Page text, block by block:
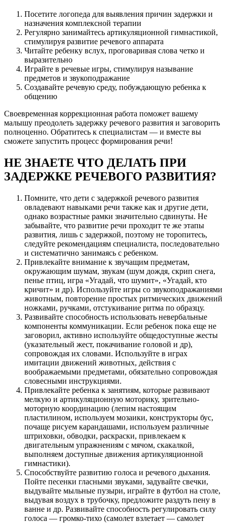
Посетите логопеда для выявления причин задержки и
назначения комплексной терапии
Регулярно занимайтесь артикуляционной гимнастикой,
стимулируя развитие речевого аппарата
Читайте ребенку вслух, проговаривая слова четко и
выразительно
Играйте в речевые игры, стимулируя называние
предметов и звукоподражание
Создавайте речевую среду, побуждающую ребенка к
общению
Своевременная коррекционная работа поможет вашему
малышу преодолеть задержку речевого развития и заговорить
полноценно. Обратитесь к специалистам — и вместе вы
сможете запустить процесс формирования речи!
НЕ ЗНАЕТЕ ЧТО ДЕЛАТЬ ПРИ
ЗАДЕРЖКЕ РЕЧЕВОГО РАЗВИТИЯ?
Помните, что дети с задержкой речевого развития
овладевают навыками речи также как и другие дети,
однако возрастные рамки значительно сдвинуты. Не
забывайте, что развитие речи проходит те же этапы
развития, лишь с задержкой, поэтому не торопитесь,
следуйте рекомендациям специалиста, последовательно
и систематично занимаясь с ребенком.
Привлекайте внимание к звучащим предметам,
окружающим шумам, звукам (шум дождя, скрип снега,
пенье птиц, игра «Угадай, что шумит», «Угадай, кто
кричит» и др). Используйте игры со звукоподражаниями
животным, повторение простых ритмических движений
ножками, ручками, отстукивание ритма по образцу.
Развивайте способность использовать невербальные
компоненты коммуникации. Если ребенок пока еще не
заговорил, активно используйте общедоступные жесты
(указательный жест, покачивание головой и др),
сопровождая их словами. Используйте в играх
имитации движений животных, действия с
воображаемыми предметами, обязательно сопровождая
словесными инструкциями.
Привлекайте ребенка к занятиям, которые развивают
мелкую и артикуляционную моторику, зрительно-
моторную координацию (лепим настоящим
пластилином, используем мозаики, конструкторы бус,
почаще рисуем карандашами, используем различные
штриховки, обводки, раскраски, привлекаем к
двигательным упражнениям с мячом, скакалкой,
выполняем доступные движения артикуляционной
гимнастики).
Способствуйте развитию голоса и речевого дыхания.
Пойте песенки гласными звуками, задувайте свечки,
выдувайте мыльные пузыри, играйте в футбол на столе,
выдувая воздух в трубочку, предложите раздуть пену в
ванне и др. Развивайте способность регулировать силу
голоса — громко-тихо (самолет взлетает — самолет